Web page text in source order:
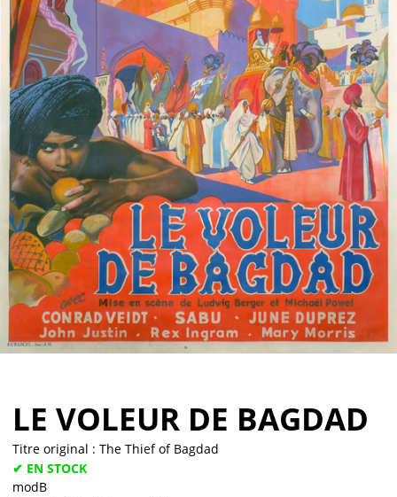
Vendre
LE VOLEUR DE BAGDAD
Titre original : The Thief of Bagdad
✔ EN STOCK
modB